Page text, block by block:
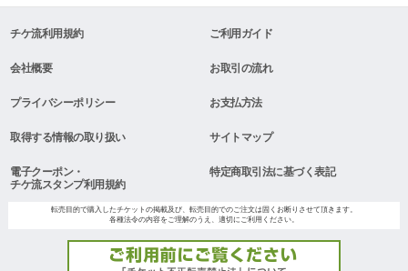
チケ流利用規約 ご利用ガイド
会社概要 お取引の流れ
プライバシーポリシー お支払方法
取得する情報の取り扱い サイトマップ
電子クーポン・
チケ流スタンプ利用規約
特定商取引法に基づく表記
転売目的で購入したチケットの掲載及び、転売目的でのご注文は固くお断りさせて頂きます。
各種法令の内容をご理解のうえ、適切にご利用ください。